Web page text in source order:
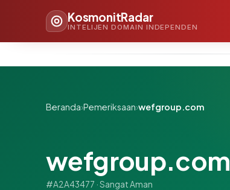
KosmonitRadar
INTELIJEN DOMAIN INDEPENDEN
Beranda›Pemeriksaan›wefgroup.com
wefgroup.com
#A2A43477 · Sangat Aman